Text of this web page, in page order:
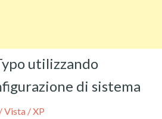
utilizzando
di sistema
Vista / XP